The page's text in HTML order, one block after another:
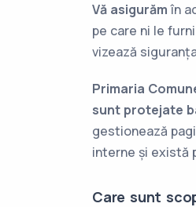
Vă asigurămîn
pe care ni le
vizează
Primaria
sunt protejate
gestionează
interne și există
Care sunt